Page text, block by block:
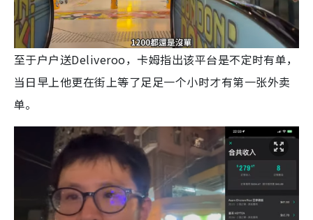
至于户户送Deliveroo，卡姆指出该平台是不定时有单，
当日早上他更在街上等了足足一个小时才有第一张外卖
单。